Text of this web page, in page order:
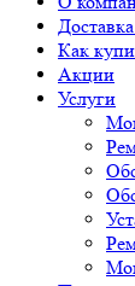
Как
Акции
Услуги